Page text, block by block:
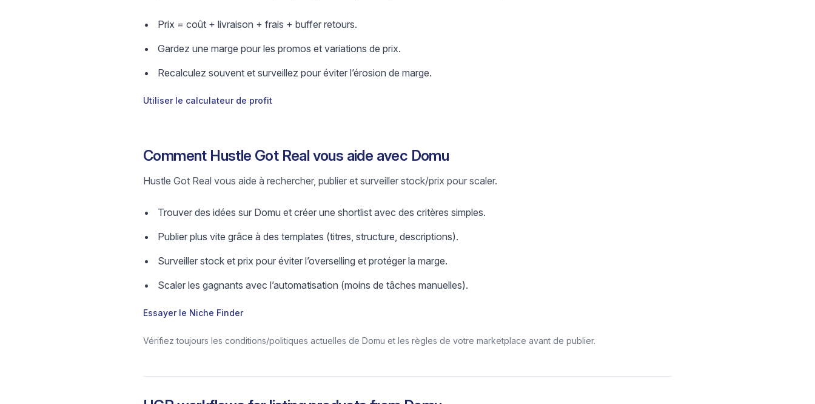
Prix = coût + livraison + frais + buffer retours.
Gardez une marge pour les promos et variations de prix.
Recalculez souvent et surveillez pour éviter l’érosion de marge.
Utiliser le calculateur de profit
Comment Hustle Got Real vous aide avec Domu
Hustle Got Real vous aide à rechercher, publier et surveiller stock/prix pour scaler.
Trouver des idées sur Domu et créer une shortlist avec des critères simples.
Publier plus vite grâce à des templates (titres, structure, descriptions).
Surveiller stock et prix pour éviter l’overselling et protéger la marge.
Scaler les gagnants avec l’automatisation (moins de tâches manuelles).
Essayer le Niche Finder
Vérifiez toujours les conditions/politiques actuelles de Domu et les règles de votre marketplace avant de publier.